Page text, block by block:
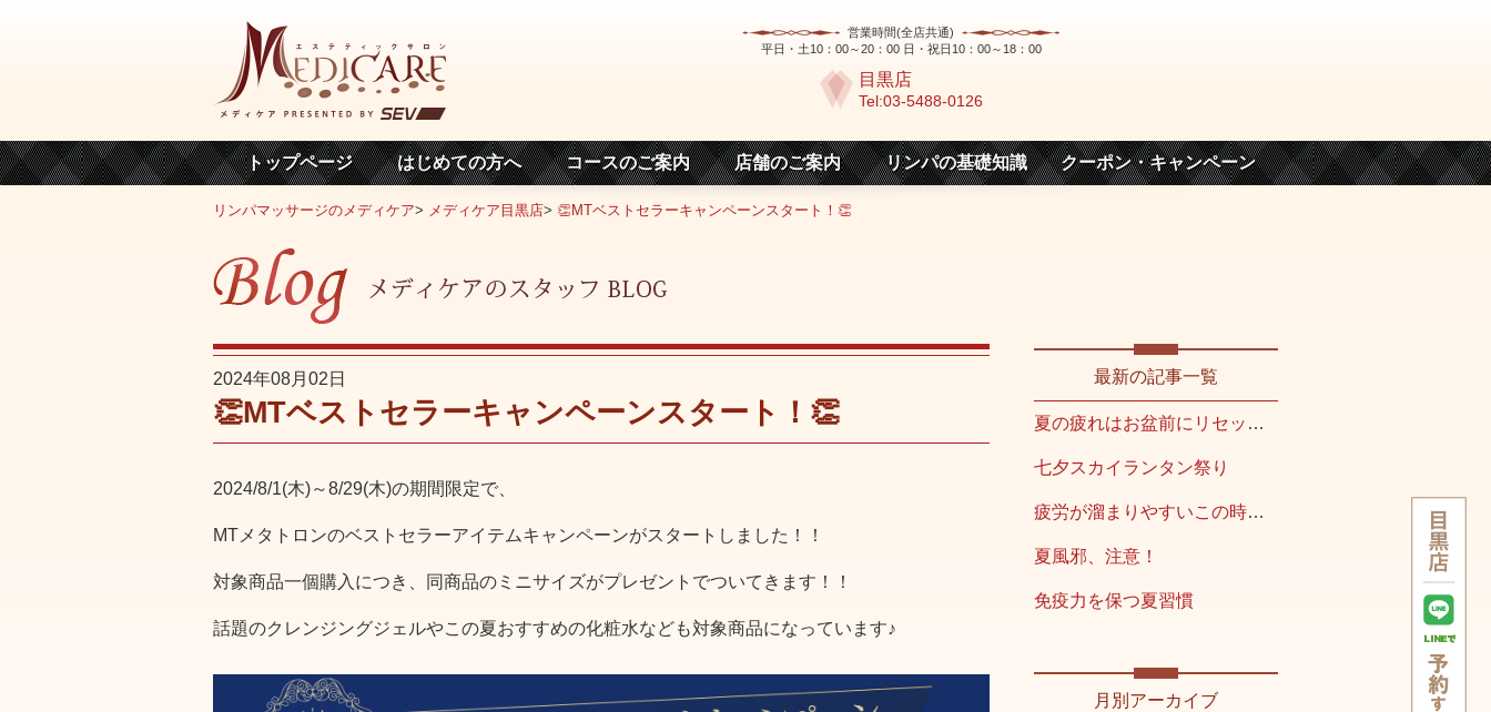
営業時間(全店共通)
平日・土10：00～20：00 日・祝日10：00～18：00
目黒店
Tel:03-5488-0126
トップページ はじめての方へ コースのご案内 店舗のご案内 リンパの基礎知識 クーポン・キャンペーン
リンパマッサージのメディケア> メディケア目黒店> 👏MTベストセラーキャンペーンスタート！👏
2024年08月02日
👏MTベストセラーキャンペーンスタート！👏
2024/8/1(木)～8/29(木)の期間限定で、
MTメタトロンのベストセラーアイテムキャンペーンがスタートしました！！
対象商品一個購入につき、同商品のミニサイズがプレゼントでついてきます！！
話題のクレンジングジェルやこの夏おすすめの化粧水なども対象商品になっています♪
最新の記事一覧
夏の疲れはお盆前にリセット！
七夕スカイランタン祭り
疲労が溜まりやすいこの時期こそ
夏風邪、注意！
免疫力を保つ夏習慣
月別アーカイブ